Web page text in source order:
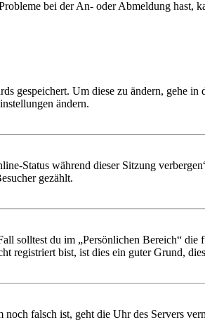
bei der An- oder Abmeldung hast,
gespeichert. Um diese zu ändern, gehe
ändern.
Status während dieser Sitzung
gezählt.
solltest du im „Persönlichen Bereich“
registriert bist, ist dies ein guter Grund,
falsch ist, geht die Uhr des Servers